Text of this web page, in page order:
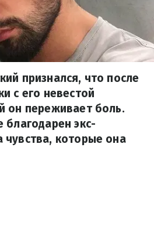
признался, что после
с его невестой
он переживает боль.
экс-
чувства, которые она